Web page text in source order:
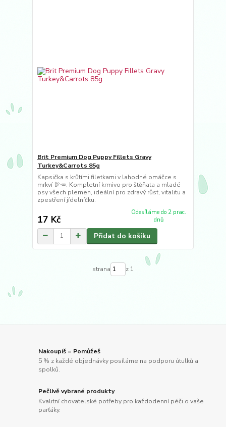
Brit Premium Dog Puppy Fillets Gravy
Turkey&Carrots 85g
Kapsička s krůtími filetkami v lahodné omáčce s
mrkví 🦃🥕. Kompletní krmivo pro štěňata a mladé
psy všech plemen, ideální pro zdravý růst, vitalitu a
zpestření jídelníčku.
17 Kč
Odesíláme do 2 prac.
dnů
Přidat do košíku
strana z 1
Nakoupíš = Pomůžeš
5 % z každé objednávky posíláme na podporu útulků a
spolků.
Pečlivě vybrané produkty
Kvalitní chovatelské potřeby pro každodenní péči o vaše
parťáky.